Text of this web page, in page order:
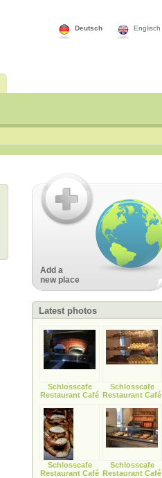
Englisch
Deutsch
Add a
new place
Latest photos
Schlosscafe
Restaurant Café
Schlosscafe
Restaurant Café
Schlosscafe
Restaurant Café
Schlosscafe
Restaurant Café